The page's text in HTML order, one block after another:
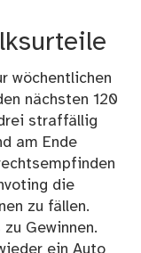
wöchentlichen
nächsten 120
straffällig
am Ende
die
zu fällen.
Gewinnen.
ein Auto